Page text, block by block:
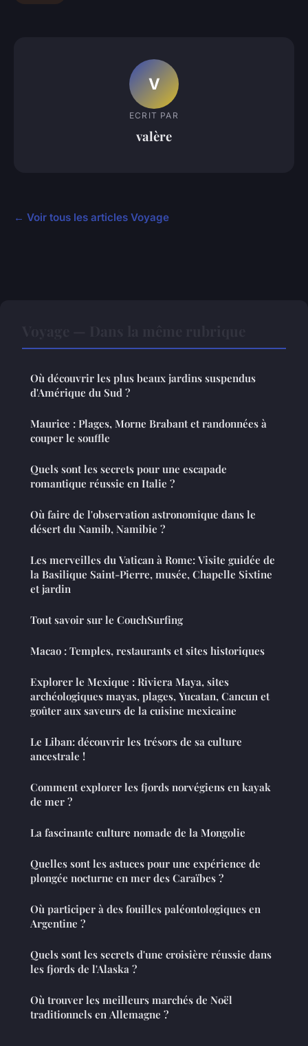
V
ECRIT PAR
valère
← Voir tous les articles Voyage
Où découvrir les plus beaux jardins suspendus
d'Amérique du Sud ?
Maurice : Plages, Morne Brabant et randonnées à
couper le souffle
Quels sont les secrets pour une escapade
romantique réussie en Italie ?
Où faire de l'observation astronomique dans le
désert du Namib, Namibie ?
Les merveilles du Vatican à Rome: Visite guidée de
la Basilique Saint-Pierre, musée, Chapelle Sixtine
et jardin
Tout savoir sur le CouchSurfing
Macao : Temples, restaurants et sites historiques
Explorer le Mexique : Riviera Maya, sites
archéologiques mayas, plages, Yucatan, Cancun et
goûter aux saveurs de la cuisine mexicaine
Le Liban: découvrir les trésors de sa culture
ancestrale !
Comment explorer les fjords norvégiens en kayak
de mer ?
La fascinante culture nomade de la Mongolie
Quelles sont les astuces pour une expérience de
plongée nocturne en mer des Caraïbes ?
Où participer à des fouilles paléontologiques en
Argentine ?
Quels sont les secrets d'une croisière réussie dans
les fjords de l'Alaska ?
Où trouver les meilleurs marchés de Noël
traditionnels en Allemagne ?